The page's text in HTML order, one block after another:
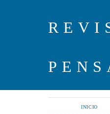
INICIO